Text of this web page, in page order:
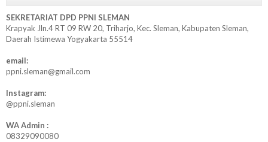
SEKRETARIAT DPD PPNI SLEMAN
Krapyak Jln.4 RT 09 RW 20, Triharjo, Kec. Sleman, Kabupaten Sleman,
Daerah Istimewa Yogyakarta 55514
email:
ppni.sleman@gmail.com
Instagram:
@ppni.sleman
WA Admin :
08329090080